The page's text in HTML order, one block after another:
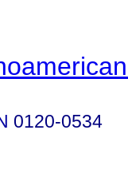
0120-0534